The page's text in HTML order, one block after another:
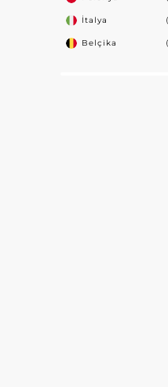
İtalya
Belçika